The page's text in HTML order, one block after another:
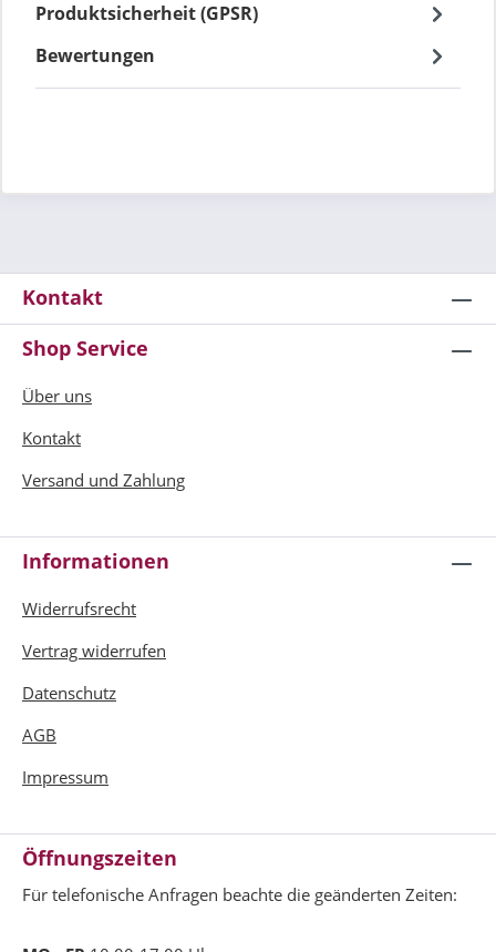
Produktsicherheit (GPSR)
Bewertungen
Kontakt
Shop Service
Über uns
Kontakt
Versand und Zahlung
Informationen
Widerrufsrecht
Vertrag widerrufen
Datenschutz
AGB
Impressum
Öffnungszeiten
Für telefonische Anfragen beachte die geänderten Zeiten: